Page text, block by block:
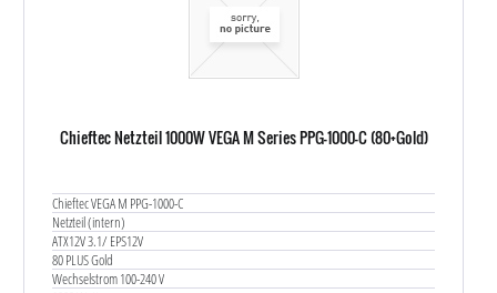
Chieftec Netzteil 1000W VEGA M Series PPG-1000-C (80+Gold)
Chieftec VEGA M PPG-1000-C
Netzteil (intern)
ATX12V 3.1/ EPS12V
80 PLUS Gold
Wechselstrom 100-240 V